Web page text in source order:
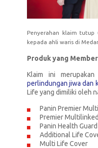
Penyerahan klaim tutup
kepada ahli waris di
Produk yang
Klaim ini
perlindungan jiwa dan
Life yang dimiliki oleh
Panin Premier
Premier
Panin Health
Additional Life
Multi Life Cover